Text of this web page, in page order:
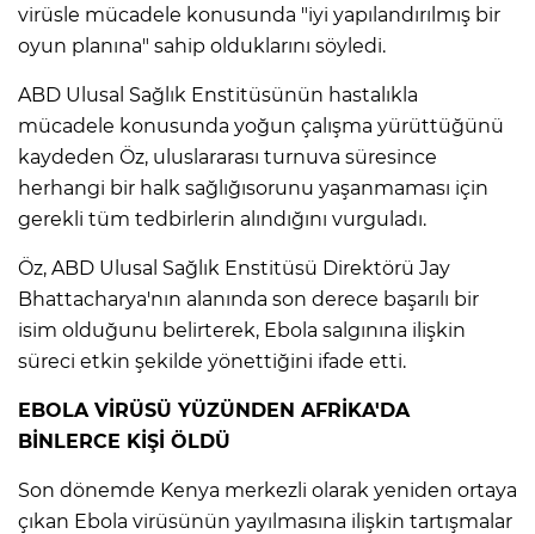
virüsle mücadele konusunda "iyi yapılandırılmış bir
oyun planına" sahip olduklarını söyledi.
ABD Ulusal Sağlık Enstitüsünün hastalıkla
mücadele konusunda yoğun çalışma yürüttüğünü
kaydeden Öz, uluslararası turnuva süresince
herhangi bir halk sağlığısorunu yaşanmaması için
gerekli tüm tedbirlerin alındığını vurguladı.
Öz, ABD Ulusal Sağlık Enstitüsü Direktörü Jay
Bhattacharya'nın alanında son derece başarılı bir
isim olduğunu belirterek, Ebola salgınına ilişkin
süreci etkin şekilde yönettiğini ifade etti.
EBOLA VİRÜSÜ YÜZÜNDEN AFRİKA'DA
BİNLERCE KİŞİ ÖLDÜ
Son dönemde Kenya merkezli olarak yeniden ortaya
çıkan Ebola virüsünün yayılmasına ilişkin tartışmalar